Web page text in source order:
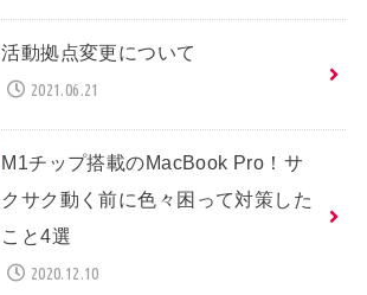
活動拠点変更について
2021.06.21
M1チップ搭載のMacBook Pro！サ
クサク動く前に色々困って対策した
こと4選
2020.12.10